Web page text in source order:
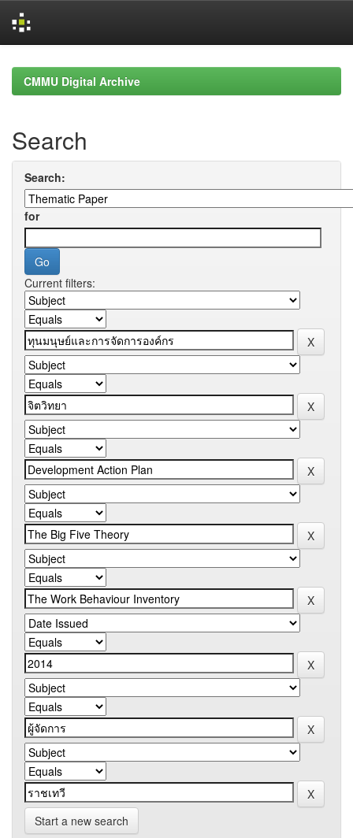
navigationCMMU Digital Archive
Search
Search:
for
Current filters:
Start a new search